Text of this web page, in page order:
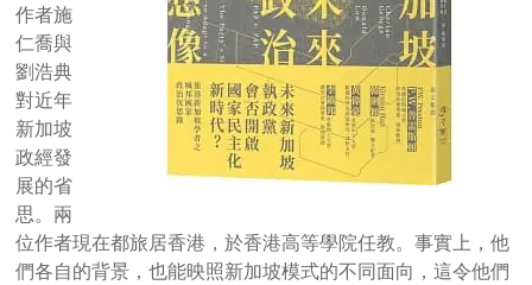
作者施
仁喬與
劉浩典
對近年
新加坡
政經發
展的省
思。兩
位作者現在都旅居香港，於香港高等學院任教。事實上，他
們各自的背景，也能映照新加坡模式的不同面向，這令他們